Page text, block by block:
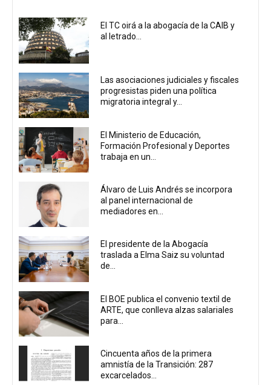
El TC oirá a la abogacía de la CAIB y
al letrado...
Las asociaciones judiciales y fiscales
progresistas piden una política
migratoria integral y...
El Ministerio de Educación,
Formación Profesional y Deportes
trabaja en un...
Álvaro de Luis Andrés se incorpora
al panel internacional de
mediadores en...
El presidente de la Abogacía
traslada a Elma Saiz su voluntad
de...
El BOE publica el convenio textil de
ARTE, que conlleva alzas salariales
para...
Cincuenta años de la primera
amnistía de la Transición: 287
excarcelados...